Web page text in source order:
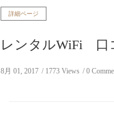
詳細ページ
レンタルWiFi 口
8月 01, 2017 1773 Views 0